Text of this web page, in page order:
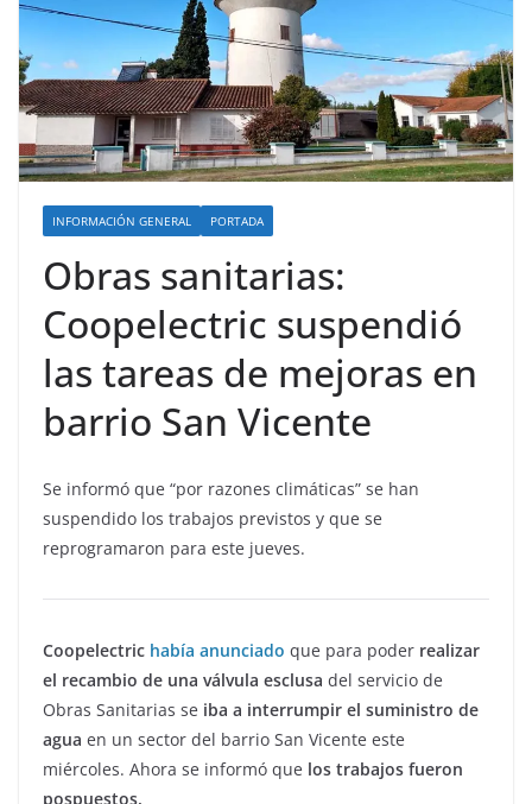
INFORMACIÓN GENERAL PORTADA
Obras sanitarias:
Coopelectric suspendió
las tareas de mejoras en
barrio San Vicente
Se informó que “por razones climáticas” se han
suspendido los trabajos previstos y que se
reprogramaron para este jueves.
Coopelectric había anunciado que para poder realizar
el recambio de una válvula esclusa del servicio de
Obras Sanitarias se iba a interrumpir el suministro de
agua en un sector del barrio San Vicente este
miércoles. Ahora se informó que los trabajos fueron
pospuestos.